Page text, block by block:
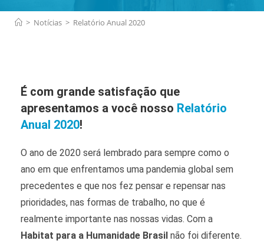
> Notícias > Relatório Anual 2020
É com grande satisfação que
apresentamos a você nosso Relatório
Anual 2020!
O ano de 2020 será lembrado para sempre como o
ano em que enfrentamos uma pandemia global sem
precedentes e que nos fez pensar e repensar nas
prioridades, nas formas de trabalho, no que é
realmente importante nas nossas vidas. Com a
Habitat para a Humanidade Brasil não foi diferente.